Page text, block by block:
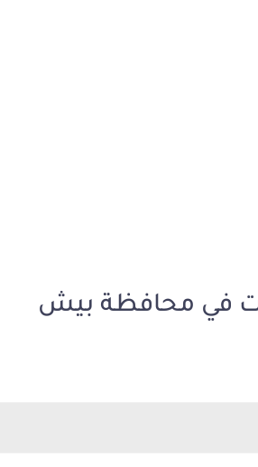
في محافظة بيش